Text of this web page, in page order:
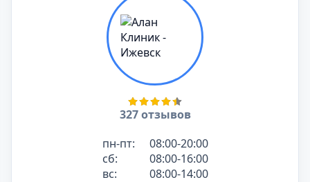
327 отзывов
пн-пт:
08:00-20:00
сб:
08:00-16:00
вс:
08:00-14:00